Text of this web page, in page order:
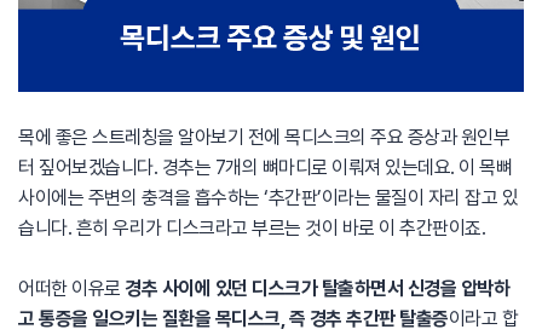
목에 좋은 스트레칭을 알아보기 전에 목디스크의 주요 증상과 원인부
터 짚어보겠습니다. 경추는 7개의 뼈마디로 이뤄져 있는데요. 이 목뼈
사이에는 주변의 충격을 흡수하는 ‘추간판’이라는 물질이 자리 잡고 있
습니다. 흔히 우리가 디스크라고 부르는 것이 바로 이 추간판이죠.
어떠한 이유로 경추 사이에 있던 디스크가 탈출하면서 신경을 압박하
고 통증을 일으키는 질환을 목디스크, 즉 경추 추간판 탈출증이라고 합